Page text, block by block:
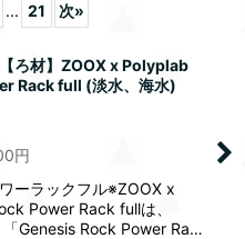
... 21 次»
【ろ材】ZOOX x Polyplab
Rack full (淡水、海水)
円
ーラックフル※ZOOX x
Power Rack fullは、
「Genesis Rock Power Ra…